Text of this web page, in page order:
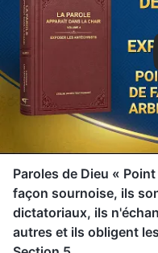
Paroles de Dieu «
façon sournoise, ils
dictatoriaux, ils
autres et ils obligent